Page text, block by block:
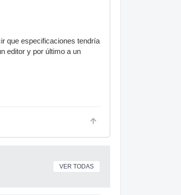
que especificaciones tendría
editor y por último a un
VER TODAS